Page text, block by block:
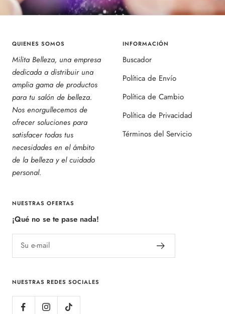
QUIENES SOMOS
Milita Belleza, una empresa
dedicada a distribuir una
amplia gama de productos
para tu salón de belleza.
Nos enorgullecemos de
ofrecer soluciones para
satisfacer todas tus
necesidades en el ámbito
de la belleza y el cuidado
personal.
INFORMACIÓN
Buscador
Política de Envío
Política de Cambio
Política de Privacidad
Términos del Servicio
NUESTRAS OFERTAS
¡Qué no se te pase nada!
Su e-mail
NUESTRAS REDES SOCIALES